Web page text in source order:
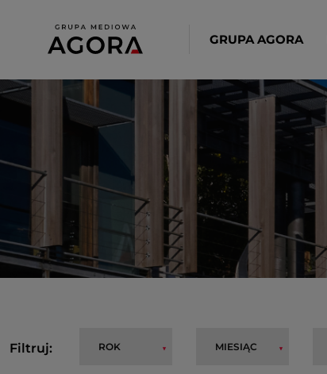
GRUPA AGORA
Filtruj: